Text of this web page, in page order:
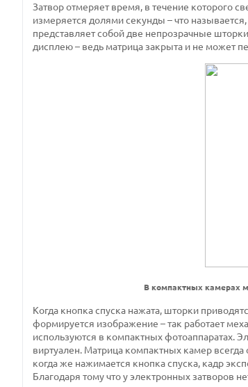
Затвор отмеряет время, в течение которого
измеряется долями секунды – что
представляет собой две непрозрачные
дисплею – ведь матрица закрыта и не может
В компактных камерах
Когда кнопка спуска нажата, шторки
формируется изображение – так работает
используются в компактных фотоаппаратах.
виртуален. Матрица компактных камер
когда же нажимается кнопка спуска, кадр
Благодаря тому что у электронных затворов